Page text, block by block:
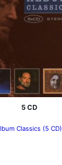
5 CD
Classics (5 CD)